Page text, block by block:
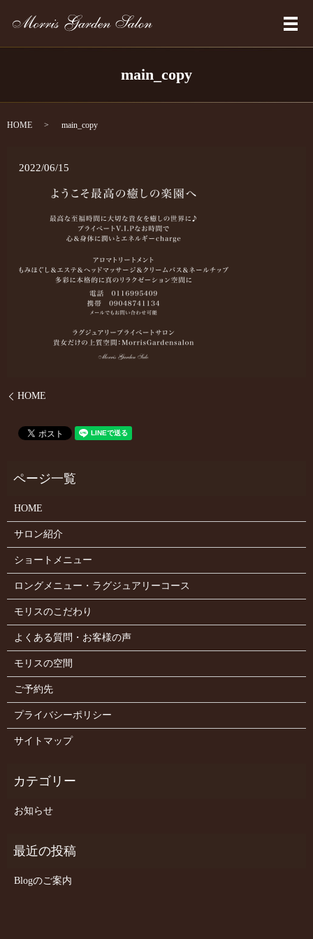
メ
main_copy
HOME main_copy
2022/06/15
HOME
HOME
サロン紹介
ショートメニュー
ロングメニュー・ラグジュアリーコース
モリスのこだわり
よくある質問・お客様の声
モリスの空間
ご予約先
プライバシーポリシー
サイトマップ
お知らせ
Blogのご案内